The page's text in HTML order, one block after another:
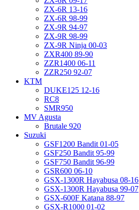
ZX-6R 13-16
ZX-6R 98-99
ZX-9R 94-97
ZX-9R 98-99
ZX-9R Ninja 00-03
ZXR400 89-90
ZZR1400 06-11
ZZR250 92-07
KTM
DUKE125 12-16
RC8
SMR950
MV Agusta
Brutale 920
Suzuki
GSF1200 Bandit 01-05
GSF250 Bandit 95-99
GSF750 Bandit 96-99
GSR600 06-10
GSX-1300R Hayabusa 08-16
GSX-1300R Hayabusa 99-07
GSX-600F Katana 88-97
GSX-R1000 01-02